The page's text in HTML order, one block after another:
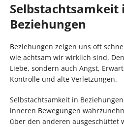
Selbstachtsamkeit
Beziehungen
Beziehungen zeigen uns oft
wie achtsam wir wirklich sind.
Liebe, sondern auch Angst,
Kontrolle und alte Verletzungen.
Selbstachtsamkeit in
inneren Bewegungen
über den anderen ausgeschüttet